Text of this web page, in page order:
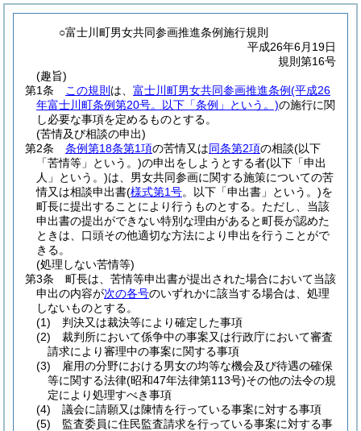
○富士川町男女共同参画推進条例施行規則
平成26年6月19日
規則第16号
(趣旨)
第1条
この規則 は、 富士川町男女共同参画推進条例(平成26
年富士川町条例第20号。以下「条例」という。)の施行に関
し必要な事項を定めるものとする。
(苦情及び相談の申出)
第2条
条例第18条第1項の苦情又は同条第2項の相談(以下
「苦情等」という。)の申出をしようとする者(以下「申出
人」という。)は、男女共同参画に関する施策についての苦
情又は相談申出書(様式第1号。以下「申出書」という。)を
町長に提出することにより行うものとする。 ただし、当該
申出書の提出ができない特別な理由があると町長が認めた
ときは、口頭その他適切な方法により申出を行うことがで
きる。
(処理しない苦情等)
第3条
町長は、苦情等申出書が提出された場合において当該
申出の内容が次の各号のいずれかに該当する場合は、処理
しないものとする。
(1)
判決又は裁決等により確定した事項
(2)
裁判所において係争中の事案又は行政庁において審査
請求により審理中の事案に関する事項
(3)
雇用の分野における男女の均等な機会及び待遇の確保
等に関する法律(昭和47年法律第113号)その他の法令の規
定により処理すべき事項
(4)
議会に請願又は陳情を行っている事案に対する事項
(5)
監査委員に住民監査請求を行っている事案に対する事